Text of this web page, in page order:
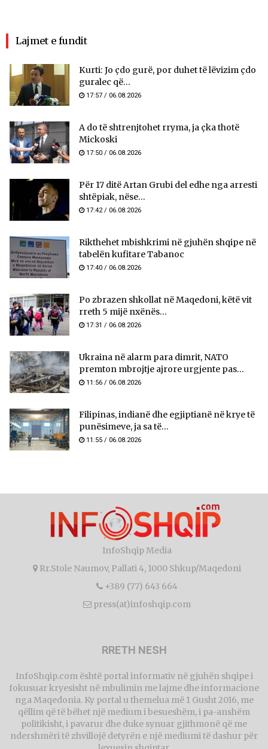
Lajmet e fundit
Kurti: Jo çdo gurë, por duhet të lëvizim çdo
guralec që...
17:57 / 06.08.2026
A do të shtrenjtohet rryma, ja çka thotë
Mickoski
17:50 / 06.08.2026
Për 17 ditë Artan Grubi del edhe nga arresti
shtëpiak, nëse...
17:42 / 06.08.2026
Rikthehet mbishkrimi në gjuhën shqipe në
tabelën kufitare Tabanoc
17:40 / 06.08.2026
Po zbrazen shkollat në Maqedoni, këtë vit
rreth 5 mijë nxënës...
17:31 / 06.08.2026
Ukraina në alarm para dimrit, NATO
premton mbrojtje ajrore urgjente pas...
11:56 / 06.08.2026
Filipinas, indianë dhe egjiptianë në krye të
punësimeve, ja sa të...
11:55 / 06.08.2026
InfoShqip Media
Rr.Stole Naumov, Pallati 4, 1000 Shkup/Maqedoni
+389 (77) 643 664
press(at)infoshqip.com
RRETH NESH
InfoShqip.com është portal informativ në gjuhën shqipe i
fokusuar kryesisht në mbulimin me lajme dhe informacione
nga Maqedonia. Ky portal u themelua më 1 Gusht 2016, me
qëllim që të bëhet një medium i besueshëm, i pa-anshëm
politikisht, i pavarur dhe duke synuar gjithmonë që me
ndershmëri të zhvillojë detyrën e një mediumi të dashur për